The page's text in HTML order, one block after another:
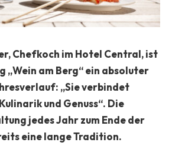
Chefkoch im Hotel Central, ist
„Wein am Berg“ ein absoluter
„Sie verbindet
und Genuss“. Die
jedes Jahr zum Ende der
eine lange Tradition.